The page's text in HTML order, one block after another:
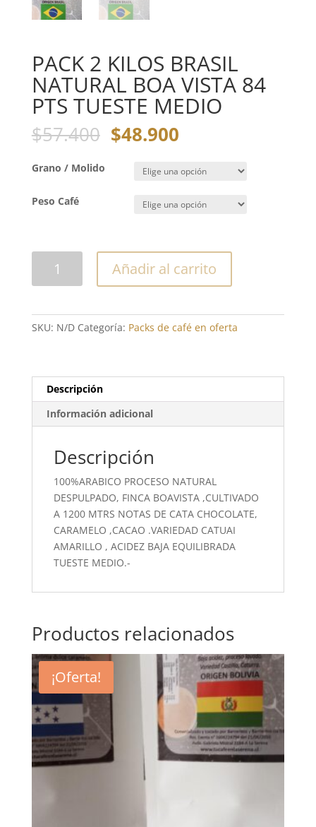
PACK 2 KILOS BRASIL
NATURAL BOA VISTA 84
PTS TUESTE MEDIO
$57.400 $48.900
Grano / Molido
Peso Café
NATURAL
PTS
TUESTE
MEDIO
Añadir al carrito
SKU: N/D Categoría: Packs de café en oferta
Descripción
Información adicional
Descripción
100%ARABICO PROCESO NATURAL
DESPULPADO, FINCA BOAVISTA ,CULTIVADO
A 1200 MTRS NOTAS DE CATA CHOCOLATE,
CARAMELO ,CACAO .VARIEDAD CATUAI
AMARILLO , ACIDEZ BAJA EQUILIBRADA
TUESTE MEDIO.-
Productos relacionados
¡Oferta!